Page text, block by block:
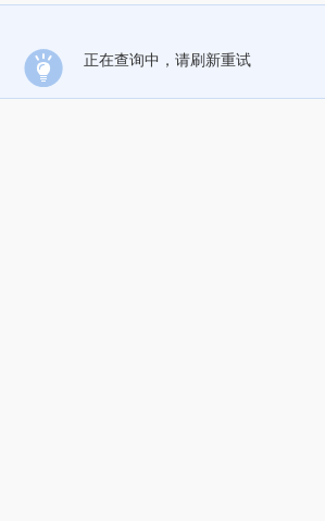
正在查询中，请刷新重试